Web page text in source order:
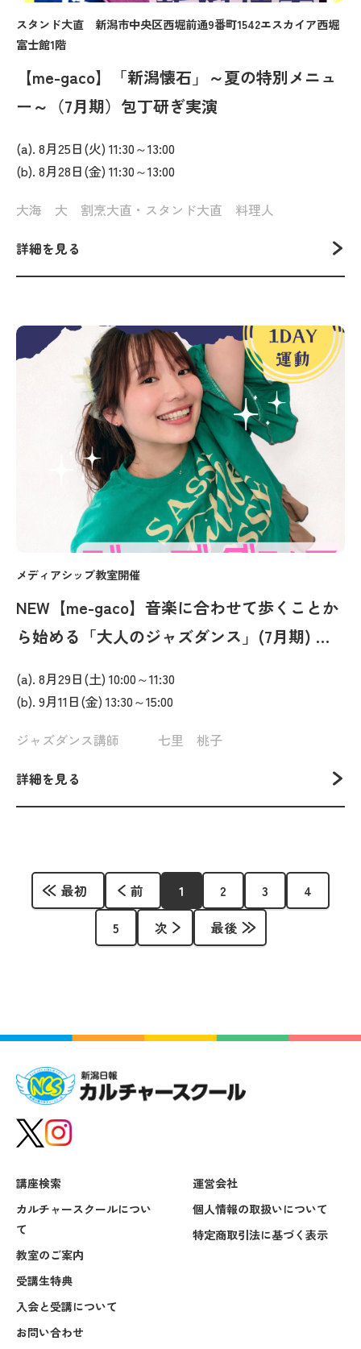
スタンド大直 新潟市中央区西堀前通9番町1542エスカイア西堀
富士館1階
【me-gaco】「新潟懐石」～夏の特別メニュ
ー～（7月期）包丁研ぎ実演
(a). 8月25日(火) 11:30～13:00
(b). 8月28日(金) 11:30～13:00
大海 大 割烹大直・スタンド大直 料理人
詳細を見る
メディアシップ教室開催
NEW【me-gaco】音楽に合わせて歩くことか
ら始める「大人のジャズダンス」(7月期) 運
の場で楽しめる1日体験
(a). 8月29日(土) 10:00～11:30
(b). 9月11日(金) 13:30～15:00
ジャズダンス講師 七里 桃子
詳細を見る
最初 前 1 2 3
4
5
次 最後
講座検索
カルチャースクールについ
て
教室のご案内
受講生特典
入会と受講について
お問い合わせ
運営会社
個人情報の取扱いについて
特定商取引法に基づく表示